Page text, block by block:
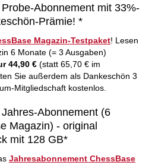
Abonnement mit 33%-
Prämie! *
Magazin-Testpaket! Lesen
6 Monate (= 3 Ausgaben)
44,90 € (statt 65,70 € im
Sie außerdem als Dankeschön 3
Mitgliedschaft kostenlos.
Abonnement (6
Magazin) - original
mit 128 GB*
Jahresabonnement ChessBase